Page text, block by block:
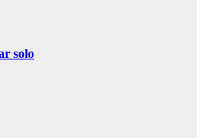
solo